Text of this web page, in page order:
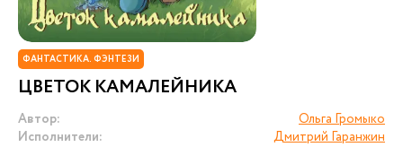
ФАНТАСТИКА. ФЭНТЕЗИ
ЦВЕТОК КАМАЛЕЙНИКА
Автор:
Ольга Громыко
Исполнители:
Дмитрий Гаранжин